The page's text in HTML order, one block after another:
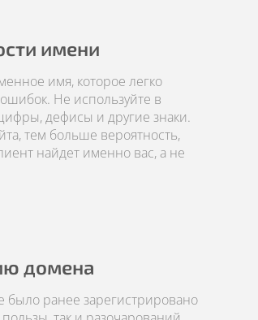
имени
имя, которое легко
Не используйте в
дефисы и другие знаки.
тем больше вероятность,
найдет именно вас, а не
домена
было ранее зарегистрировано